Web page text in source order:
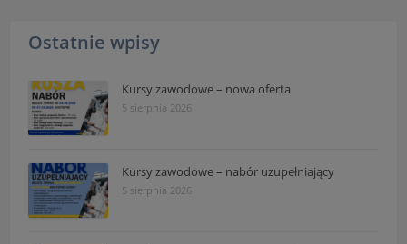
Ostatnie wpisy
Kursy zawodowe – nowa oferta
5 sierpnia 2026
Kursy zawodowe – nabór uzupełniający
5 sierpnia 2026